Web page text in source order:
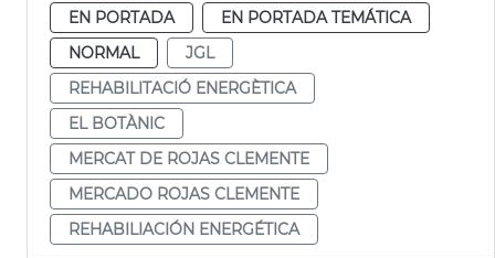
EN PORTADA
EN PORTADA TEMÁTICA
NORMAL
JGL
REHABILITACIÓ ENERGÈTICA
EL BOTÀNIC
MERCAT DE ROJAS CLEMENTE
MERCADO ROJAS CLEMENTE
REHABILIACIÓN ENERGÉTICA